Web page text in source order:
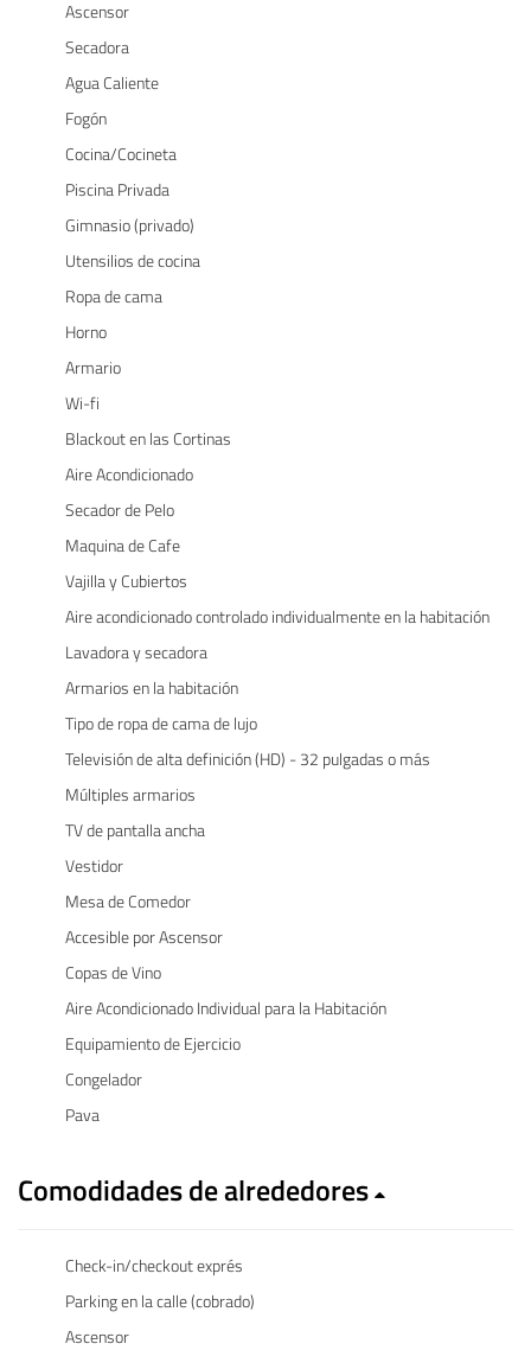
Ascensor
Secadora
Agua Caliente
Fogón
Cocina/Cocineta
Piscina Privada
Gimnasio (privado)
Utensilios de cocina
Ropa de cama
Horno
Armario
Wi-fi
Blackout en las Cortinas
Aire Acondicionado
Secador de Pelo
Maquina de Cafe
Vajilla y Cubiertos
Aire acondicionado controlado individualmente en la habitación
Lavadora y secadora
Armarios en la habitación
Tipo de ropa de cama de lujo
Televisión de alta definición (HD) - 32 pulgadas o más
Múltiples armarios
TV de pantalla ancha
Vestidor
Mesa de Comedor
Accesible por Ascensor
Copas de Vino
Aire Acondicionado Individual para la Habitación
Equipamiento de Ejercicio
Congelador
Pava
Comodidades de alrededores
Check-in/checkout exprés
Parking en la calle (cobrado)
Ascensor